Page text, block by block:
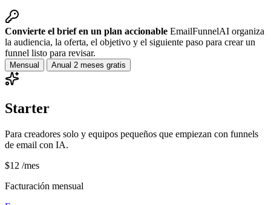
Convierte el brief en un plan accionable EmailFunnelAI organiza
la audiencia, la oferta, el objetivo y el siguiente paso para crear un
funnel listo para revisar.
Mensual Anual 2 meses gratis
Starter
Para creadores solo y equipos pequeños que empiezan con funnels
de email con IA.
$12 /mes
Facturación mensual